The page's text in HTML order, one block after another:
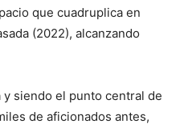
que cuadruplica en
(2022), alcanzando
y siendo el punto central de
de aficionados antes,